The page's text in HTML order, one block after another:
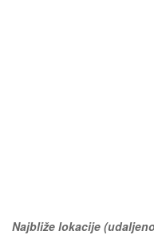
Najbliže lokacije